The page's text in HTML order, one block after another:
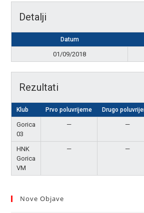
Detalji
Datum
01/09/2018
Rezultati
Klub Prvo poluvrijeme Drugo
Gorica
03
— —
HNK
Gorica
VM
— —
Nove Objave